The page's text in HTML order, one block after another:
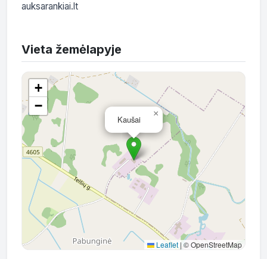
auksarankiai.lt
Vieta žemėlapyje
Kaušai
×
+
−
Leaflet |© OpenStreetMap